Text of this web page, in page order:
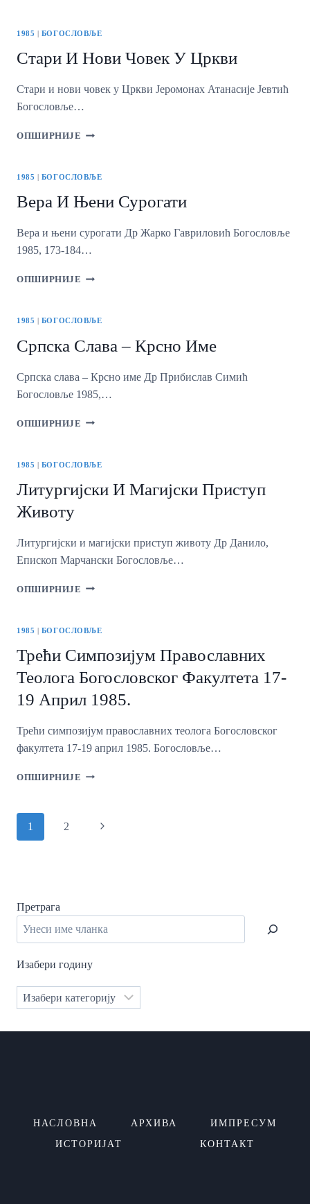
ЦРКВА
1985 | БОГОСЛОВЉЕ
Стари И Нови Човек У Цркви
Стари и нови човек у Цркви Јеромонах Атанасије Јевтић
Богословље…
ОПШИРНИЈЕ СТАРИ
ЧОВЕК
ЦРКВИ
1985 | БОГОСЛОВЉЕ
Вера И Њени Сурогати
Вера и њени сурогати Др Жарко Гавриловић Богословље
1985, 173-184…
ОПШИРНИЈЕ ВЕРА
СУРОГАТИ
1985 БОГОСЛОВЉЕ
Српска Слава – Крсно Име
Српска слава – Крсно име Др Прибислав Симић
Богословље 1985,…
ОПШИРНИЈЕ СРПСКА
КРСНО
1985 | БОГОСЛОВЉЕ
Литургијски И Магијски Приступ
Животу
Литургијски и магијски приступ животу Др Данило,
Епископ Марчански Богословље…
ОПШИРНИЈЕ ЛИТУРГИЈСКИ
ПРИСТУП
1985 | БОГОСЛОВЉЕ
Трећи Симпозијум Православних
Теолога Богословског Факултета 17-
19 Април 1985.
Трећи симпозијум православних теолога Богословског
факултета 17-19 април 1985. Богословље…
ОПШИРНИЈЕ ТРЕЋИ
БОГОСЛОВСКОГ
Page
Navigation
1 2 Наредни
Претрага
Изабери годину
Категорије
НАСЛОВНА АРХИВА ИМПРЕСУМ
ИСТОРИЈАТ КОНТАКТ